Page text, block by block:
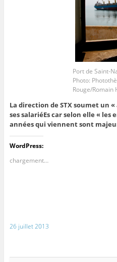
Port de Saint-
Photo:
Rouge/Romain
La direction de STX soumet un
ses salariéEs car selon elle « les
années qui viennent sont
WordPress:
chargement…
26 juillet 2013